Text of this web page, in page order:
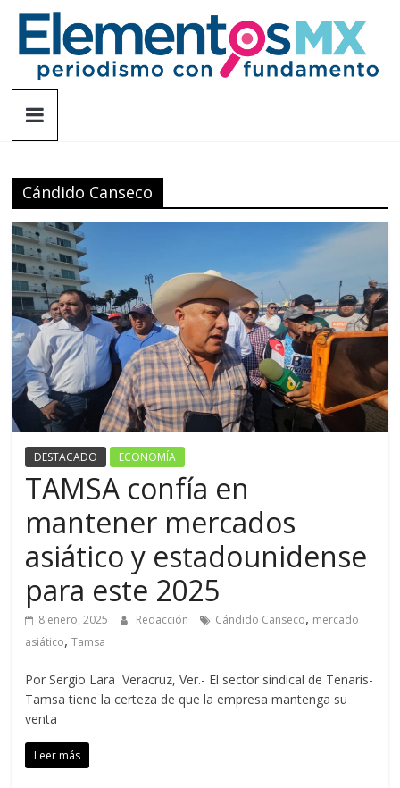
Saltar
contenido
Elementosmx
fundamento
Cándido Canseco
DESTACADO ECONOMÍA
TAMSA confía en
mantener mercados
asiático y estadounidense
para este 2025
8 enero, 2025 Redacción Cándido Canseco, mercado
asiático,Tamsa
Por Sergio Lara Veracruz, Ver.- El sector sindical de Tenaris-
Tamsa tiene la certeza de que la empresa mantenga su
venta
Leer más